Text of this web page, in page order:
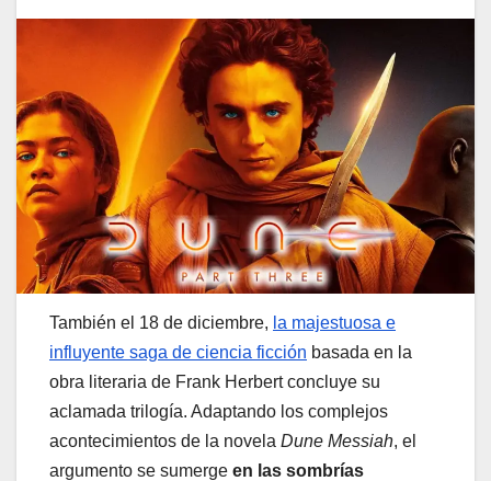
También el 18 de diciembre, la majestuosa e
influyente saga de ciencia ficción basada en la
obra literaria de Frank Herbert concluye su
aclamada trilogía. Adaptando los complejos
acontecimientos de la novela Dune Messiah, el
argumento se sumerge en las sombrías